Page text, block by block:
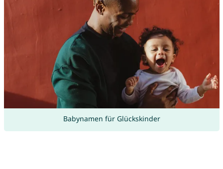
Babynamen für Glückskinder